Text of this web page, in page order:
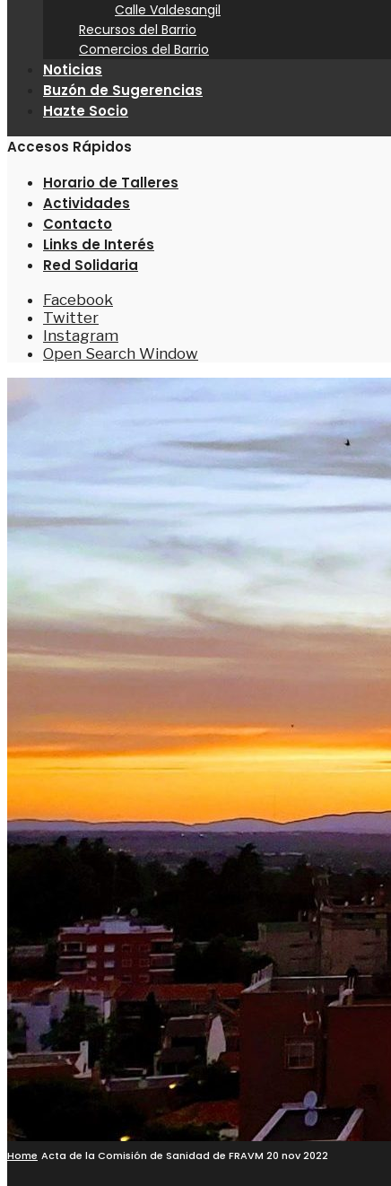
Calle Valdesangil
Recursos del Barrio
Comercios del Barrio
Noticias
Buzón de Sugerencias
Hazte Socio
Accesos Rápidos
Horario de Talleres
Actividades
Contacto
Links de Interés
Red Solidaria
Facebook
Twitter
Instagram
Open Search Window
Home Acta de la Comisión de Sanidad de FRAVM 20 nov 2022